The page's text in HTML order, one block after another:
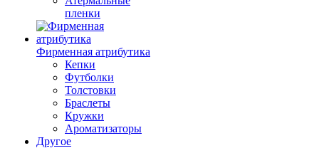
пленки
Фирменная атрибутика
Кепки
Футболки
Толстовки
Браслеты
Кружки
Ароматизаторы
Другое